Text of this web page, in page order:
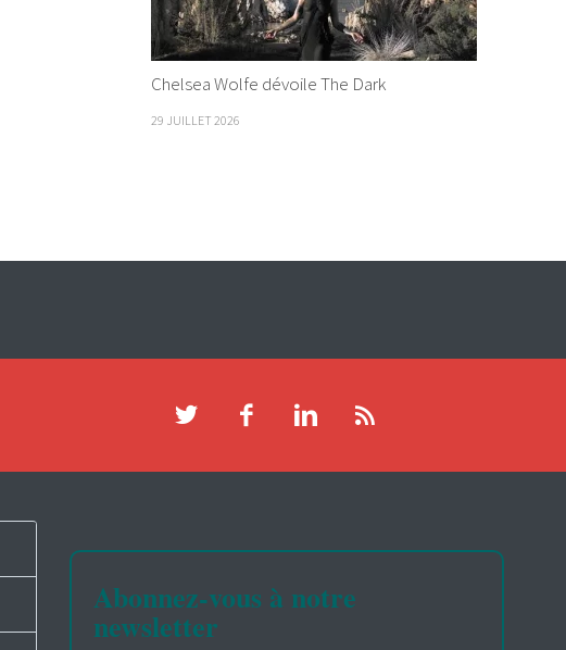
Chelsea Wolfe dévoile The Dark
29 JUILLET 2026
Abonnez-vous à notre
newsletter